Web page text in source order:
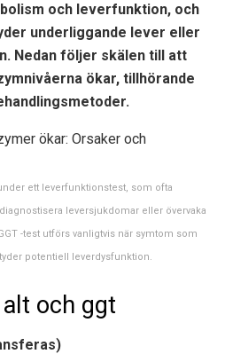
och leverfunktion, och
underliggande lever eller
Nedan följer skälen till att
ökar, tillhörande
ett leverfunktionstest, som ofta
leversjukdomar eller övervaka
-test utförs vanligtvis när symtom som
potentiell leverdysfunktion.
och ggt